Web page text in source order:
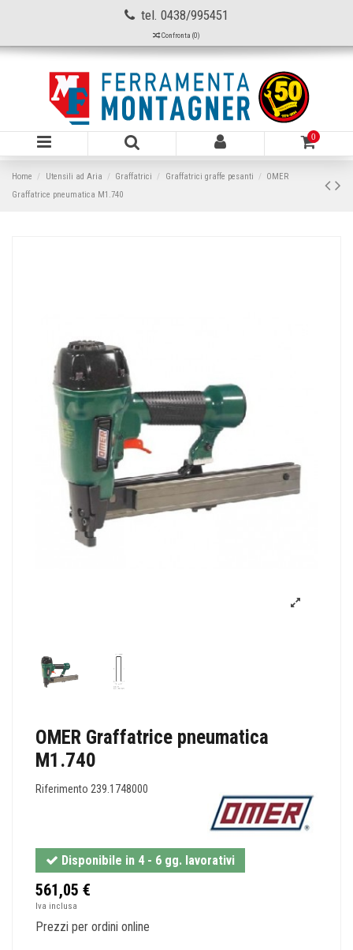
tel. 0438/995451
Confronta (0)
0
Home Utensili ad Aria Graffatrici Graffatrici graffe pesanti
OMER
Graffatrice pneumatica M1.740
OMER Graffatrice pneumatica
M1.740
Riferimento 239.1748000
Disponibile in 4 - 6 gg. lavorativi
561,05 €
Iva inclusa
Prezzi per ordini online